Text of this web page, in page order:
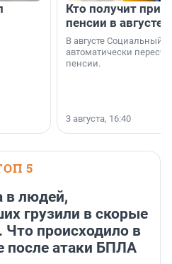
—
Кто получит
пенсии в августе
В августе Социальный
автоматически
пенсии.
3 августа, 16:40
5
в людей,
грузили в скорые
Что происходило в
после атаки БПЛА